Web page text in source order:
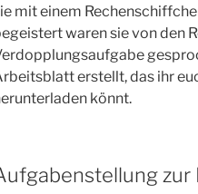
mit einem
waren sie von den
erstellt, das ihr
könnt.
zur